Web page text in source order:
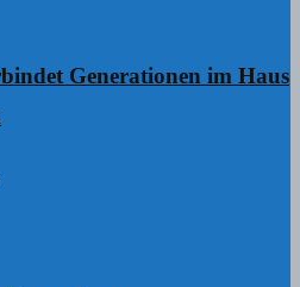
Generationen im Haus